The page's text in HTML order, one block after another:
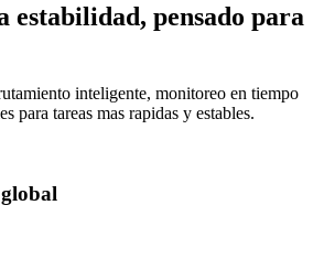
estabilidad, pensado para
inteligente, monitoreo en tiempo
para tareas mas rapidas y estables.